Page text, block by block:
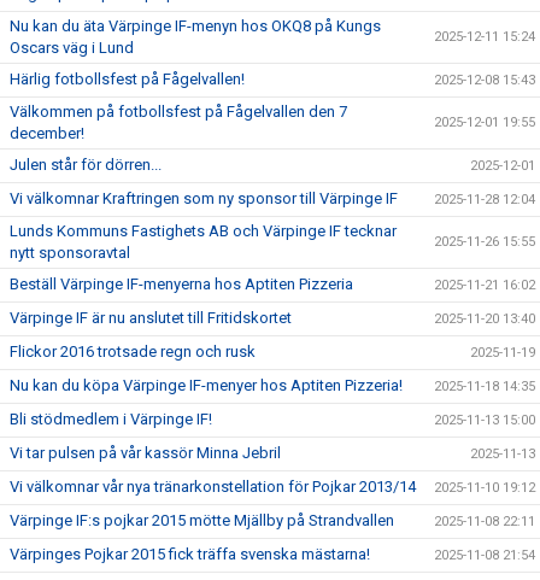
Nu kan du äta Värpinge IF-menyn hos OKQ8 på Kungs
Oscars väg i Lund
2025-12-11 15:24
Härlig fotbollsfest på Fågelvallen! 2025-12-08 15:43
Välkommen på fotbollsfest på Fågelvallen den 7
december!
2025-12-01 19:55
Julen står för dörren... 2025-12-01
Vi välkomnar Kraftringen som ny sponsor till Värpinge IF 2025-11-28 12:04
Lunds Kommuns Fastighets AB och Värpinge IF tecknar
nytt sponsoravtal
2025-11-26 15:55
Beställ Värpinge IF-menyerna hos Aptiten Pizzeria 2025-11-21 16:02
Värpinge IF är nu anslutet till Fritidskortet 2025-11-20 13:40
Flickor 2016 trotsade regn och rusk 2025-11-19
Nu kan du köpa Värpinge IF-menyer hos Aptiten Pizzeria! 2025-11-18 14:35
Bli stödmedlem i Värpinge IF! 2025-11-13 15:00
Vi tar pulsen på vår kassör Minna Jebril 2025-11-13
Vi välkomnar vår nya tränarkonstellation för Pojkar 2013/14 2025-11-10 19:12
Värpinge IF:s pojkar 2015 mötte Mjällby på Strandvallen 2025-11-08 22:11
Värpinges Pojkar 2015 fick träffa svenska mästarna! 2025-11-08 21:54